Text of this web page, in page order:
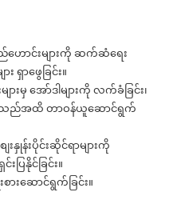
ောင်းများကို ဆက်ဆံရေး
ရှာဖွေခြင်း။
းမှ အော်ဒါများကို လက်ခံခြင်း၊
က်ရှိသည်အထိ တာဝန်ယူဆောင်ရွက်
နှုန်းပိုင်းဆိုင်ရာများကို
ပြနိုင်ခြင်း။
ားဆောင်ရွက်ခြင်း။